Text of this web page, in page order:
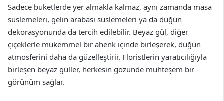
Sadece buketlerde yer almakla kalmaz, aynı zamanda masa
süslemeleri, gelin arabası süslemeleri ya da düğün
dekorasyonunda da tercih edilebilir. Beyaz gül, diğer
çiçeklerle mükemmel bir ahenk içinde birleşerek, düğün
atmosferini daha da güzelleştirir. Floristlerin yaratıcılığıyla
birleşen beyaz güller, herkesin gözünde muhteşem bir
görünüm sağlar.